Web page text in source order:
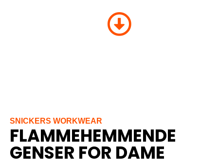
SNICKERS WORKWEAR
FLAMMEHEMMENDE
GENSER FOR DAME